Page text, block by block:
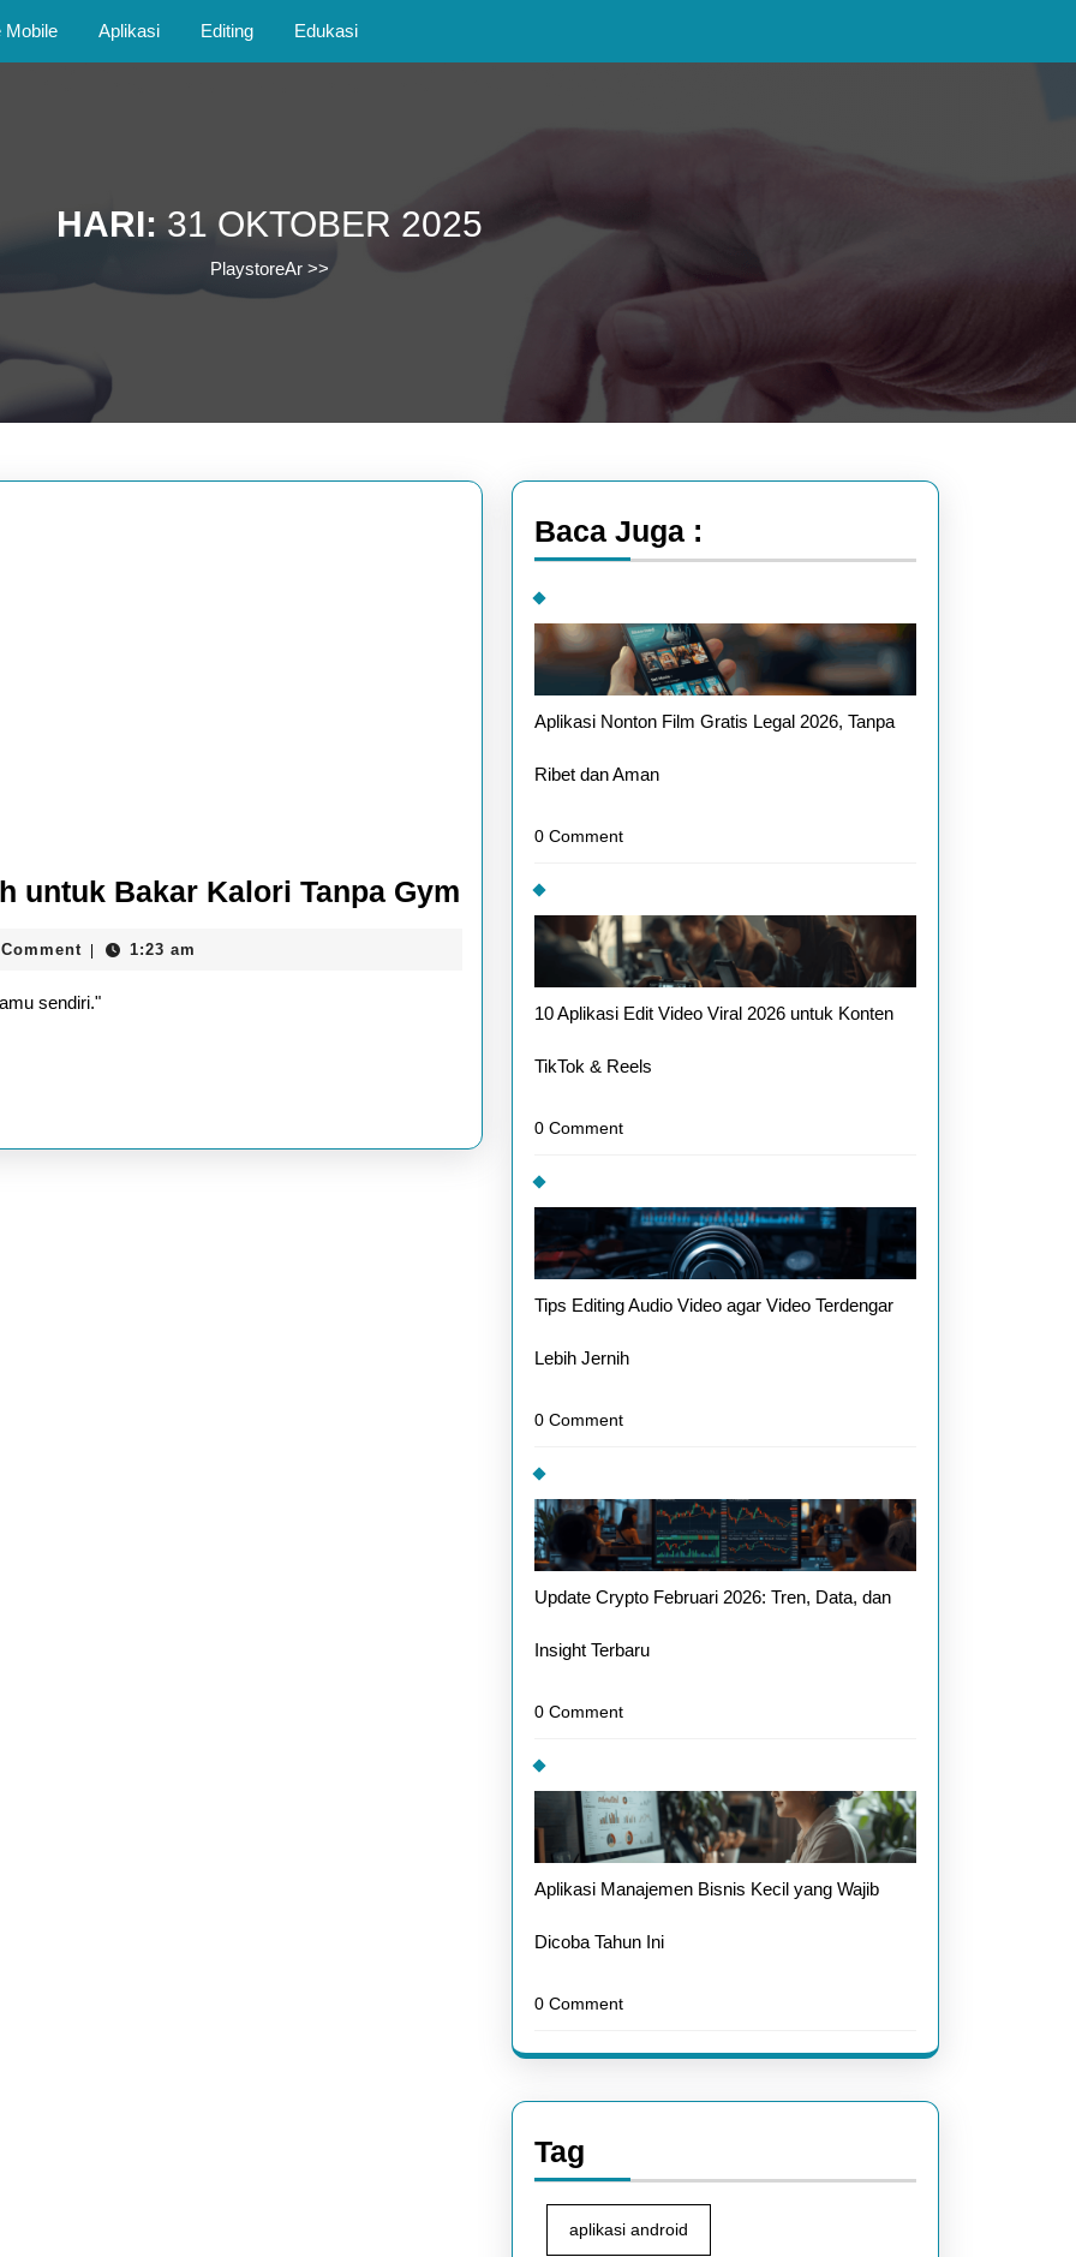
Mobile Aplikasi Editing Edukasi
HARI: 31 OKTOBER 2025
PlaystoreAr>>
untuk Bakar Kalori Tanpa Gym Aplikasi
Olahraga
Rumah
Bakar
Tanpa
1:23 am
sendiri."
Baca Juga :
Aplikasi Nonton Film Gratis Legal 2026, Tanpa
Ribet dan Aman
0 Comment
10 Aplikasi Edit Video Viral 2026 untuk Konten
TikTok & Reels
0 Comment
Tips Editing Audio Video agar Video Terdengar
Lebih Jernih
0 Comment
Update Crypto Februari 2026: Tren, Data, dan
Insight Terbaru
0 Comment
Aplikasi Manajemen Bisnis Kecil yang Wajib
Dicoba Tahun Ini
0 Comment
Tag
aplikasi android